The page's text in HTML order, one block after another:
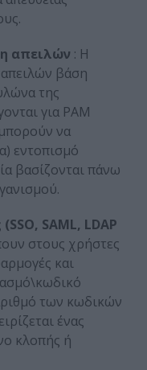
απειλών : Η
βάση
της
για PAM
να
εντοπισμό
βασίζονται πάνω
SAML, LDAP
στους χρήστες
και
των κωδικών
ένας
κλοπής ή